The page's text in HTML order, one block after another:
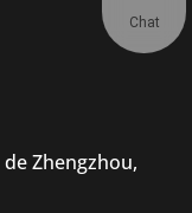
Zhengzhou,
Chat